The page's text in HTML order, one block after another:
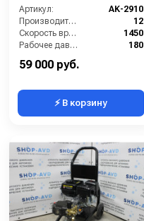
Артикул:
AK-2910
Производительность (л/мин):
12
Скорость вращения (об/мин):
1450
Рабочее давление (бар):
180
59 000 руб.
⚡ В корзину